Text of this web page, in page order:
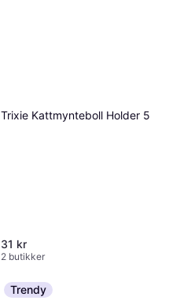
Trixie Kattmynteboll Holder 5
31 kr
2 butikker
Trendy